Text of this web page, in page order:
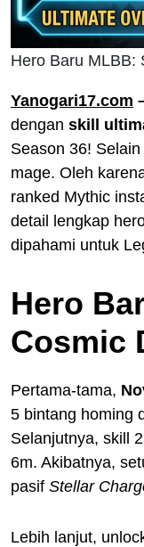
Hero Baru MLBB:
Yanogari17.com
dengan skill
Season 36!
mage. Oleh
ranked Mythic
detail lengkap
dipahami untuk
Hero
Cosmic
Pertama-tama,
5 bintang homing
Selanjutnya, skill 2
6m. Akibatnya,
pasif Stellar
Lebih lanjut,